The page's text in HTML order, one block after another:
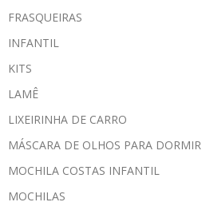
FRASQUEIRAS
INFANTIL
KITS
LAMÊ
LIXEIRINHA DE CARRO
MÁSCARA DE OLHOS PARA DORMIR
MOCHILA COSTAS INFANTIL
MOCHILAS